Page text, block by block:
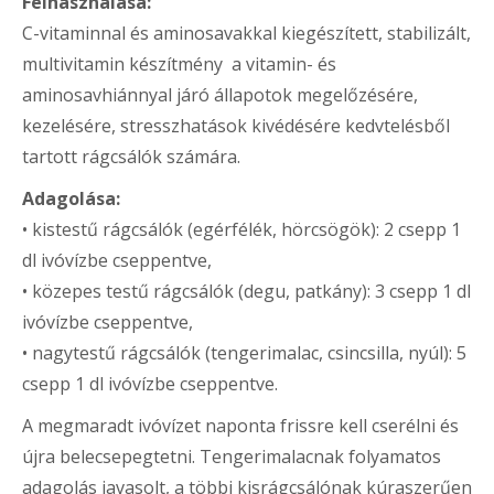
C-vitaminnal és aminosavakkal kiegészített, stabilizált,
multivitamin készítmény a vitamin- és
aminosavhiánnyal járó állapotok megelőzésére,
kezelésére, stresszhatások kivédésére kedvtelésből
tartott rágcsálók számára.
Adagolása:
• kistestű rágcsálók (egérfélék, hörcsögök): 2 csepp 1
dl ivóvízbe cseppentve,
• közepes testű rágcsálók (degu, patkány): 3 csepp 1 dl
ivóvízbe cseppentve,
• nagytestű rágcsálók (tengerimalac, csincsilla, nyúl): 5
csepp 1 dl ivóvízbe cseppentve.
A megmaradt ivóvízet naponta frissre kell cserélni és
újra belecsepegtetni. Tengerimalacnak folyamatos
adagolás javasolt, a többi kisrágcsálónak kúraszerűen